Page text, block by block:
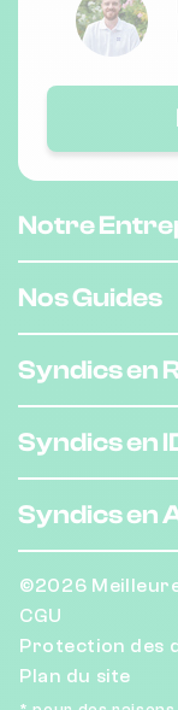
Notre
Nos Guides
Syndics en
Syndics en
Syndics en
©2026
CGU
Protection des
Plan du site